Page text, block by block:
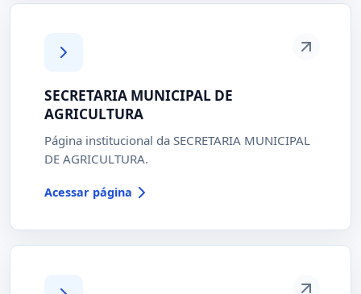
SECRETARIA MUNICIPAL DE
AGRICULTURA
Página institucional da SECRETARIA MUNICIPAL
DE AGRICULTURA.
Acessar página